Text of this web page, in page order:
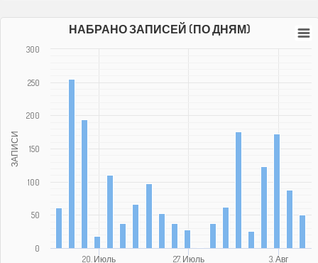
ЗАПИСИ
НАБРАНО ЗАПИСЕЙ (ПО ДНЯМ)
20. Июль 27. Июль 3. Авг
0
50
100
150
200
250
300